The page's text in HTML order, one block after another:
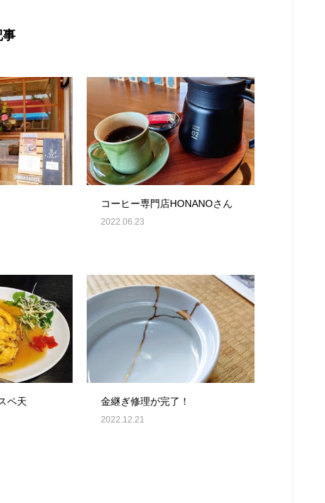
事
コーヒー専門店HONANOさん
2022.06.23
ペ天 金継ぎ修理が完了！
2022.12.21